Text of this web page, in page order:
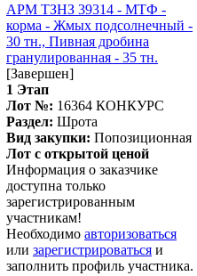
АРМ ТЗНЗ 39314 - МТФ -
корма - Жмых подсолнечный -
30 тн., Пивная дробина
гранулированная - 35 тн.
[Завершен]
1 Этап
Лот №: 16364 КОНКУРС
Раздел: Шрота
Вид закупки: Попозиционная
Лот с открытой ценой
Информация о заказчике
доступна только
зарегистрированным
участникам!
Необходимо авторизоваться
или зарегистрироваться и
заполнить профиль участника.